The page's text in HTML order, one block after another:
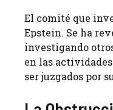
El comité que
Epstein. Se ha
investigando
en las
ser juzgados por